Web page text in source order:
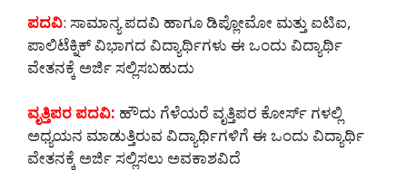
ಪದವಿ: ಸಾಮಾನ್ಯ ಪದವಿ ಹಾಗೂ ಡಿಪ್ಲೋಮೋ ಮತ್ತು ಐಟಿಐ,
ಪಾಲಿಟೆಕ್ನಿಕ್ ವಿಭಾಗದ ವಿದ್ಯಾರ್ಥಿಗಳು ಈ ಒಂದು ವಿದ್ಯಾರ್ಥಿ
ವೇತನಕ್ಕೆ ಅರ್ಜಿ ಸಲ್ಲಿಸಬಹುದು
ವೃತ್ತಿಪರ ಪದವಿ: ಹೌದು ಗೆಳೆಯರೆ ವೃತ್ತಿಪರ ಕೋರ್ಸ್ ಗಳಲ್ಲಿ
ಅಧ್ಯಯನ ಮಾಡುತ್ತಿರುವ ವಿದ್ಯಾರ್ಥಿಗಳಿಗೆ ಈ ಒಂದು ವಿದ್ಯಾರ್ಥಿ
ವೇತನಕ್ಕೆ ಅರ್ಜಿ ಸಲ್ಲಿಸಲು ಅವಕಾಶವಿದೆ